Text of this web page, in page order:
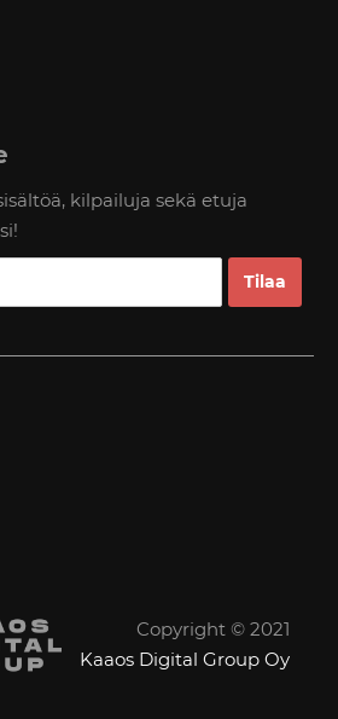
kilpailuja sekä etuja
Copyright © 2021
Kaaos Digital Group Oy